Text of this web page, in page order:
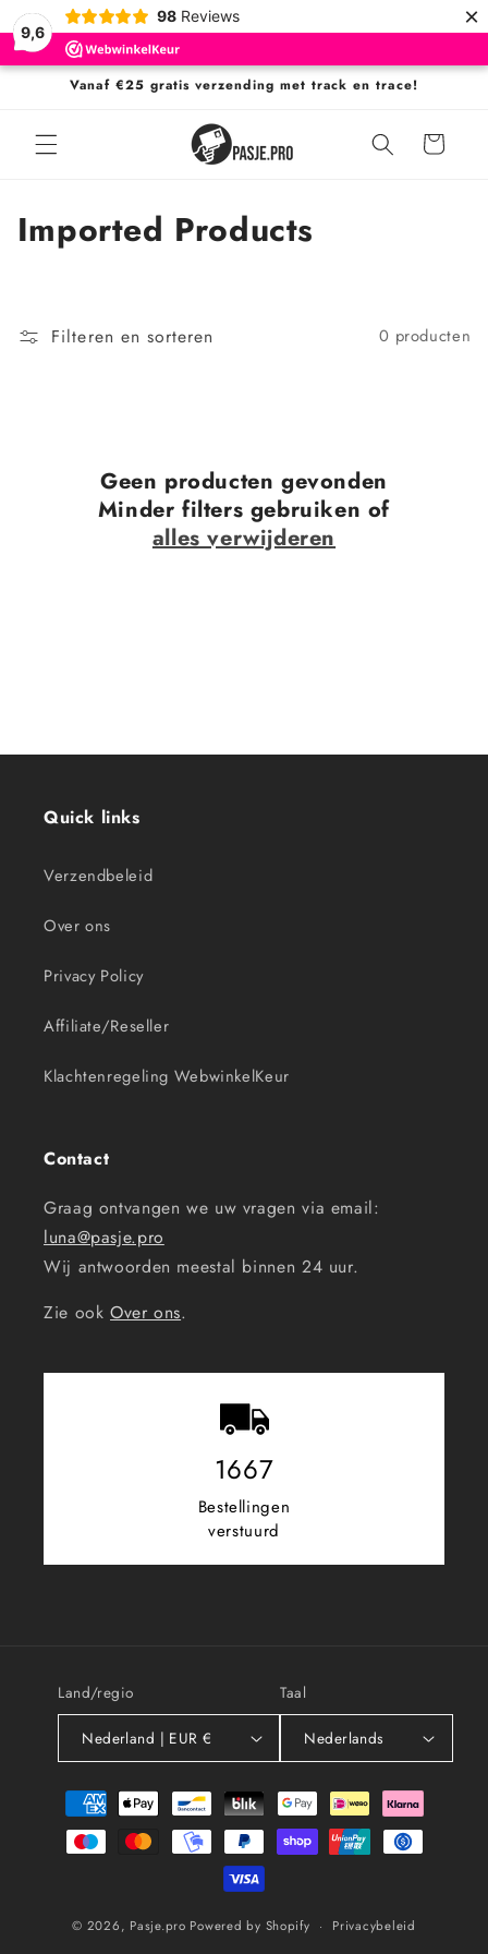
9,6
98 Reviews ×
Meteen
naar de
content
Vanaf €25 gratis verzending met track en trace!
Winkelwagen
C
l
Imported Products
Filteren en sorteren 0 producten
Geen producten gevonden
Minder filters gebruiken of
alles verwijderen
Quick links
Verzendbeleid
Over ons
Privacy Policy
Affiliate/Reseller
Klachtenregeling WebwinkelKeur
Contact
Graag ontvangen we uw vragen via email:
luna@pasje.pro
Wij antwoorden meestal binnen 24 uur.
Zie ookOver ons.
1667
Bestellingen
verstuurd
Land/regio
Nederland | EUR €
Taal
Nederlands
Betaalmethoden
© 2026, Pasje.pro Powered by Shopify
Privacybeleid